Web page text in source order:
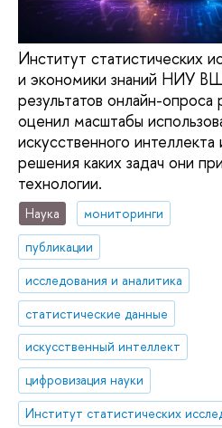
Институт статистических
и экономики знаний НИУ
результатов онлайн-опроса
оценил масштабы
искусственного
решения каких задач они
технологии.
Наука
мониторинги
публикации
исследования и аналитика
статистические данные
искусственный интеллект
цифровизация науки